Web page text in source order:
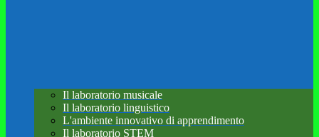
Il laboratorio musicale
Il laboratorio linguistico
L'ambiente innovativo di apprendimento
Il laboratorio STEM